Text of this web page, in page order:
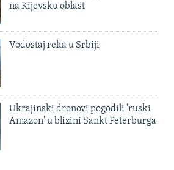
na Kijevsku oblast
Vodostaj reka u Srbiji
Ukrajinski dronovi pogodili 'ruski
Amazon' u blizini Sankt Peterburga